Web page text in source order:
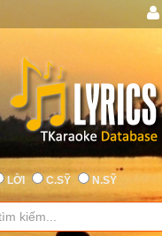
LỜI C.SỸ N.SỸ